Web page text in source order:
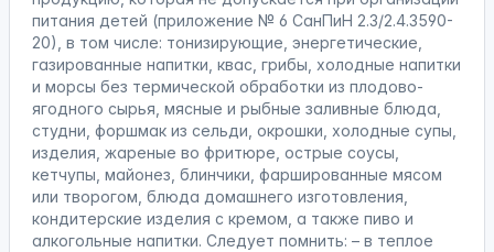
питания детей (приложение № 6 СанПиН 2.3/2.4.3590-
20), в том числе: тонизирующие, энергетические,
газированные напитки, квас, грибы, холодные напитки
и морсы без термической обработки из плодово-
ягодного сырья, мясные и рыбные заливные блюда,
студни, форшмак из сельди, окрошки, холодные супы,
изделия, жареные во фритюре, острые соусы,
кетчупы, майонез, блинчики, фаршированные мясом
или творогом, блюда домашнего изготовления,
кондитерские изделия с кремом, а также пиво и
алкогольные напитки. Следует помнить: – в теплое